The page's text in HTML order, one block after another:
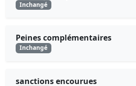
Inchangé
Peines complémentaires
Inchangé
sanctions encourues